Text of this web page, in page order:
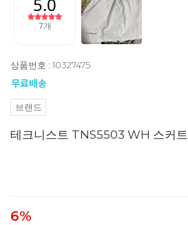
상품번호 : 10327475
브랜드
테크니스트 TNS5503 WH 스커트
6%